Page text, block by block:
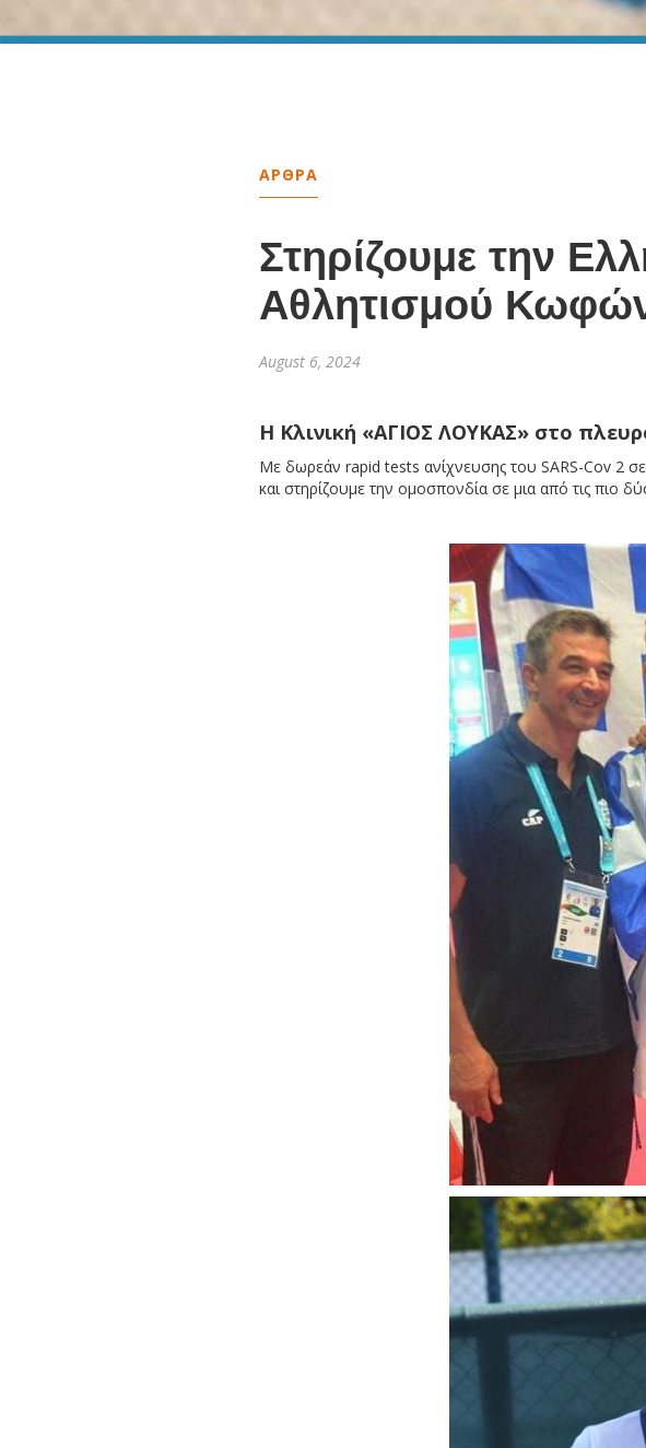
ΑΡΘΡΑ
Στηρίζουμε την
Αθλητισμού
August 6, 2024
Η Κλινική «ΑΓΙΟΣ ΛΟΥΚΑΣ» στο
Με δωρεάν rapid tests ανίχνευσης του SARS-Cov 2
και στηρίζουμε την ομοσπονδία σε μια από τις πιο